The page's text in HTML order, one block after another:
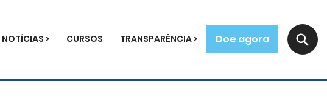
NOTÍCIAS > CURSOS TRANSPARÊNCIA > Doe agora